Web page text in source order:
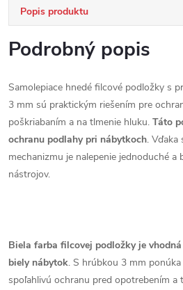
Popis produktu
Podrobný popis
Samolepiace hnedé filcové podložky s
3 mm sú praktickým riešením pre
poškriabaním a na tlmenie hluku. Táto
ochranu podlahy pri nábytkoch. Vďaka
mechanizmu je nalepenie jednoduché
nástrojov.
Biela farba filcovej podložky je
biely nábytok. S hrúbkou 3 mm
spoľahlivú ochranu pred opotrebením a